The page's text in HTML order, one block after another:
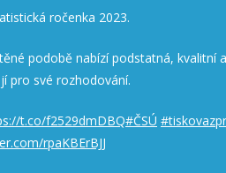
ročenka 2023.
podobě nabízí podstatná, kvalitní
pro své rozhodování.
t.co/f2529dmDBQ#ČSÚ
rpaKBErBJJ